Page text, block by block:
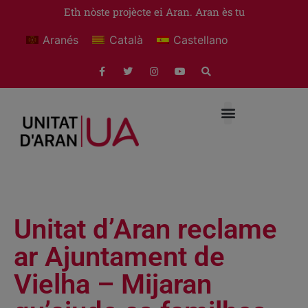
Eth nòste projècte ei Aran. Aran ès tu
Aranés Català Castellano
Unitat d’Aran reclame
ar Ajuntament de
Vielha – Mijaran